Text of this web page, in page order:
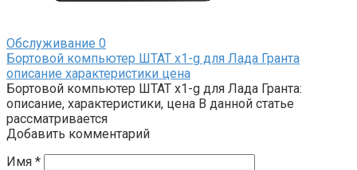
Обслуживание 0
Бортовой компьютер ШТАТ х1-g для Лада Гранта
описание характеристики цена
Бортовой компьютер ШТАТ х1-g для Лада Гранта:
описание, характеристики, цена В данной статье
рассматривается
Добавить комментарий
Имя *